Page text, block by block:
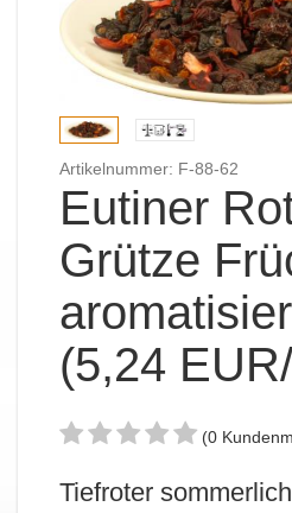
Artikelnummer: F-88-62
Eutiner
Grütze
(5,24
(0
Tiefroter